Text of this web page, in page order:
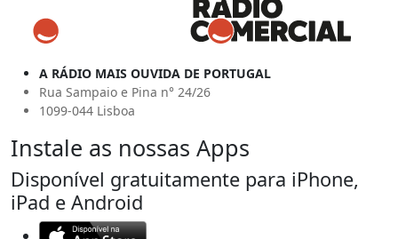
A RÁDIO MAIS OUVIDA DE PORTUGAL
Rua Sampaio e Pina n° 24/26
1099-044 Lisboa
Instale as nossas Apps
Disponível gratuitamente para iPhone,
iPad e Android